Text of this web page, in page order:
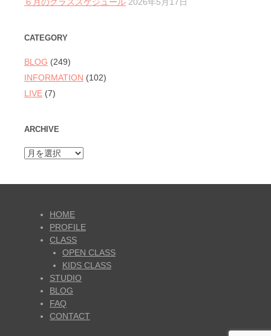
CATEGORY
BLOG (249)
INFORMATION (102)
LIVE (7)
ARCHIVE
ARCHIVE
HOME
PROFILE
CLASS
OPEN CLASS
KIDS CLASS
STUDIO
BLOG
FAQ
CONTACT